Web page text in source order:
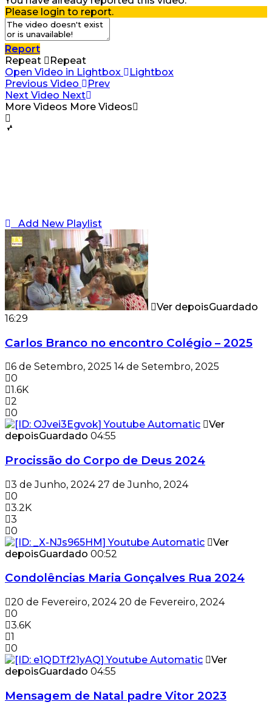
Please login to report.
Report
Repeat
Repeat
Open Video in Lightbox
Lightbox
Previous Video
Prev
Next Video Next
More Videos More Videos
Add New Playlist
Ver depoisGuardado
16:29
Carlos Branco no encontro Colégio – 2025
6 de Setembro, 2025 14 de Setembro, 2025
0
1.6K
2
0
Ver
depoisGuardado 04:55
Procissão do Corpo de Deus 2024
3 de Junho, 2024 27 de Junho, 2024
0
3.2K
3
0
Ver
depoisGuardado 00:52
Condolências Maria Gonçalves Rua 2024
20 de Fevereiro, 2024 20 de Fevereiro, 2024
0
3.6K
1
0
Ver
depoisGuardado 04:55
Mensagem de Natal padre Vitor 2023